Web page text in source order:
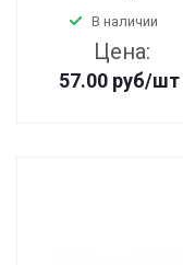
В наличии
Цена:
57.00 руб/шт